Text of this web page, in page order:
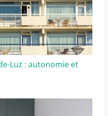
Luz : autonomie et